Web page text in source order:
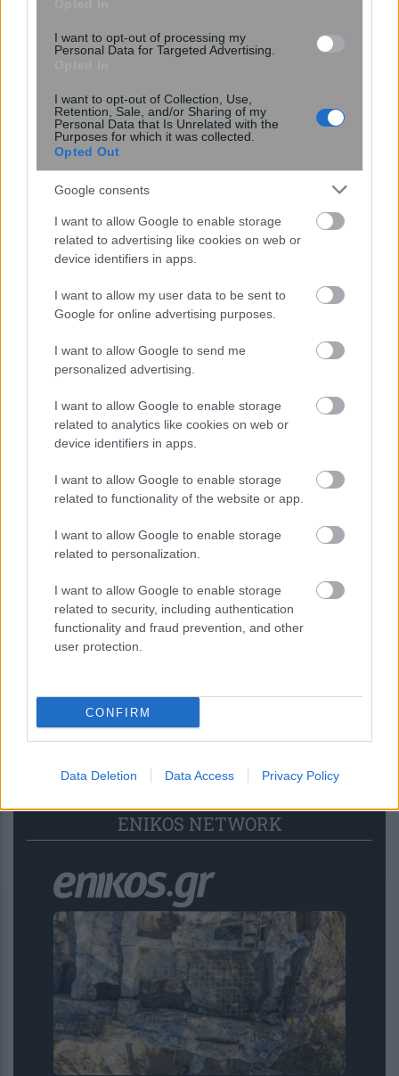
I want to opt-out of processing my
Personal Data for Targeted Advertising.
I want to opt-out of Collection, Use,
Retention, Sale, and/or Sharing of my
Personal Data that Is Unrelated with the
Purposes for which it was collected.
Opted Out
Google consents
I want to allow Google to enable storage
related to advertising like cookies on web or
device identifiers in apps.
I want to allow my user data to be sent to
Google for online advertising purposes.
I want to allow Google to send me
personalized advertising.
I want to allow Google to enable storage
related to analytics like cookies on web or
device identifiers in apps.
I want to allow Google to enable storage
related to functionality of the website or app.
I want to allow Google to enable storage
related to personalization.
I want to allow Google to enable storage
related to security, including authentication
functionality and fraud prevention, and other
user protection.
CONFIRM
Data Deletion Data Access Privacy Policy
Σχόλια Αναγνωστών
σχολίασε και εσύ
Ακολουθήστε το
Google News
και μάθετε πρώτοι όλες τις ειδήσεις
Δείτε όλες τις τελευταίες
και τον Κόσμο στο
Ροή Οικονομία Επιχειρήσεις Επικαιρότητα
Καιρός: Έως 39 βαθμούς θα δείξει ο
υδράργυρος – Ισχυροί άνεμοι στο Αιγαίο
Αγροτικές ενισχύσεις: Ποιοι θα λάβουν
νωρίτερα τις προκαταβολές
13 ώρες πριν
Ελληνικές εξαγωγές: Εσπασαν το φράγμα
αναλυτικά τα στοιχεία...
ENIKOS NETWORK